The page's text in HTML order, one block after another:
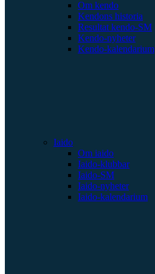
Om kendo
Kendons historia
Resultat kendo-SM
Kendo-nyheter
Kendo-kalendarium
Iaido
Om iaido
Iaido-klubbar
Iaido-SM
Iaido-nyheter
Iaido-kalendarium